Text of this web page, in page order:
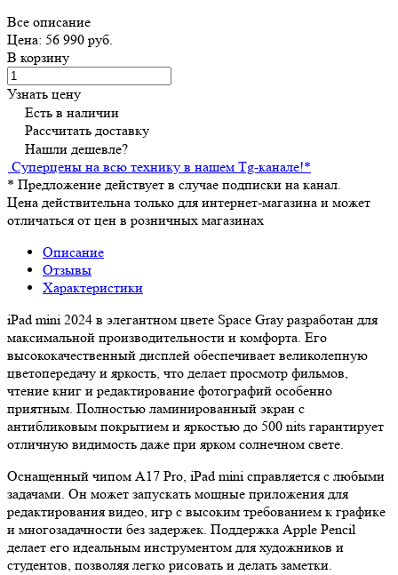
Все описание
Цена: 56 990 руб.
В корзину
Узнать цену
Есть в наличии
Рассчитать доставку
Нашли дешевле?
Суперцены на всю технику в нашем Tg-канале!*
* Предложение действует в случае подписки на канал.
Цена действительна только для интернет-магазина и может
отличаться от цен в розничных магазинах
Описание
Отзывы
Характеристики
iPad mini 2024 в элегантном цвете Space Gray разработан для
максимальной производительности и комфорта. Его
высококачественный дисплей обеспечивает великолепную
цветопередачу и яркость, что делает просмотр фильмов,
чтение книг и редактирование фотографий особенно
приятным. Полностью ламинированный экран с
антибликовым покрытием и яркостью до 500 nits гарантирует
отличную видимость даже при ярком солнечном свете.
Оснащенный чипом A17 Pro, iPad mini справляется с любыми
задачами. Он может запускать мощные приложения для
редактирования видео, игр с высоким требованием к графике
и многозадачности без задержек. Поддержка Apple Pencil
делает его идеальным инструментом для художников и
студентов, позволяя легко рисовать и делать заметки.